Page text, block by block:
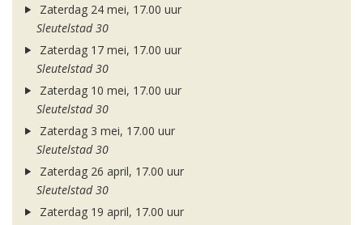
Zaterdag 24 mei, 17.00 uur
Sleutelstad 30
Zaterdag 17 mei, 17.00 uur
Sleutelstad 30
Zaterdag 10 mei, 17.00 uur
Sleutelstad 30
Zaterdag 3 mei, 17.00 uur
Sleutelstad 30
Zaterdag 26 april, 17.00 uur
Sleutelstad 30
Zaterdag 19 april, 17.00 uur